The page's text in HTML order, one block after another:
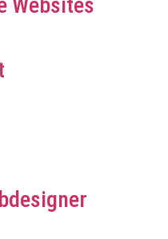
Websites